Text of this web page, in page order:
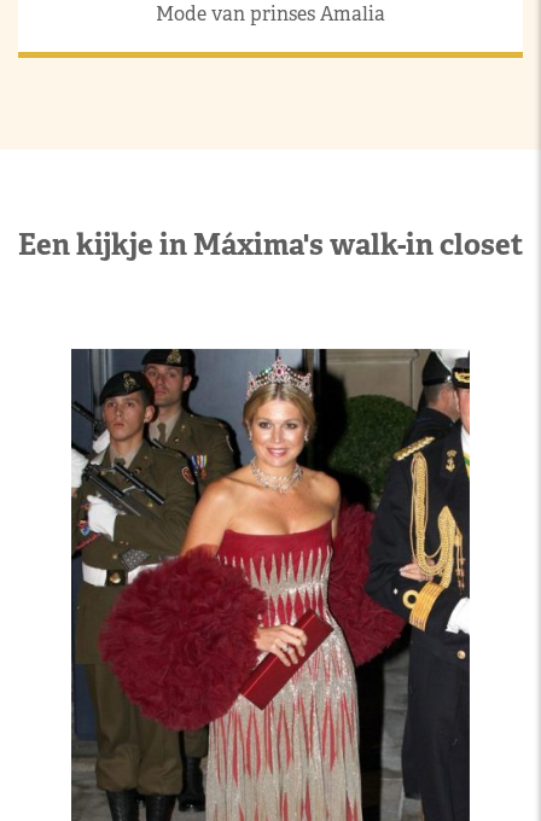
Mode van prinses Amalia
Een kijkje in Máxima's walk-in closet